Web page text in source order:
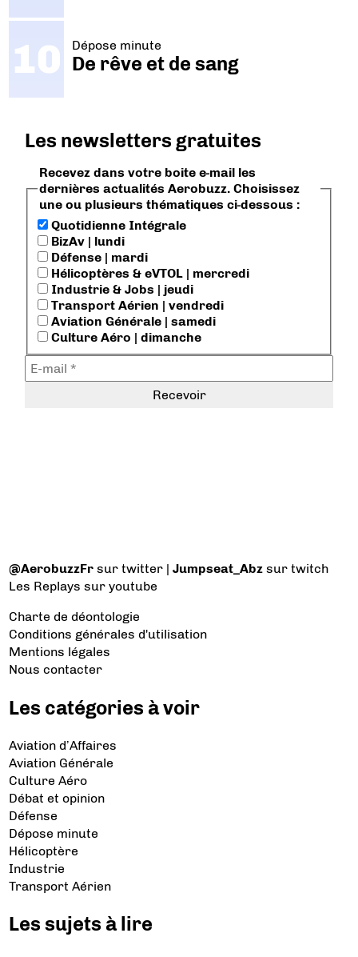
Dépose minute
De rêve et de sang
Les newsletters gratuites
Recevez dans votre boite e-mail les
dernières actualités Aerobuzz. Choisissez
une ou plusieurs thématiques ci-dessous :
Quotidienne Intégrale
BizAv | lundi
Défense | mardi
Hélicoptères & eVTOL | mercredi
Industrie & Jobs | jeudi
Transport Aérien | vendredi
Aviation Générale | samedi
Culture Aéro | dimanche
@AerobuzzFr sur twitter |Jumpseat_Abz sur twitch
Les Replays sur youtube
Charte de déontologie
Conditions générales d'utilisation
Mentions légales
Nous contacter
Les catégories à voir
Aviation d’Affaires
Aviation Générale
Culture Aéro
Débat et opinion
Défense
Dépose minute
Hélicoptère
Industrie
Transport Aérien
Les sujets à lire